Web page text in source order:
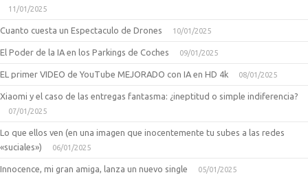
11/01/2025
Cuanto cuesta un Espectaculo de Drones 10/01/2025
El Poder de la IA en los Parkings de Coches 09/01/2025
EL primer VIDEO de YouTube MEJORADO con IA en HD 4k 08/01/2025
Xiaomi y el caso de las entregas fantasma: ¿ineptitud o simple indiferencia?
07/01/2025
Lo que ellos ven (en una imagen que inocentemente tu subes a las redes
«suciales»)
06/01/2025
Innocence, mi gran amiga, lanza un nuevo single 05/01/2025